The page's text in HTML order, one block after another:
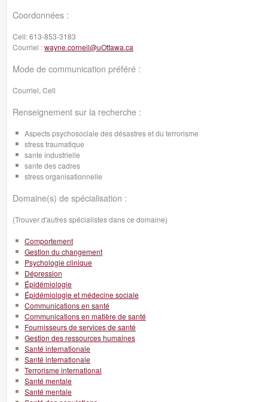
Coordonnées :
Cell:613-853-3183
Courriel :wayne.corneil@uOttawa.ca
Mode de communication préféré :
Courriel, Cell
Renseignement sur la recherche :
Aspects psychosociale des désastres et du terrorisme
stress traumatique
sante industrielle
sante des cadres
stress organisationnelle
Domaine(s) de spécialisation :
(Trouver d'autres spécialistes dans ce domaine)
Comportement
Gestion du changement
Psychologie clinique
Dépression
Épidémiologie
Épidémiologie et médecine sociale
Communications en santé
Communications en matière de santé
Fournisseurs de services de santé
Gestion des ressources humaines
Santé internationale
Santé internationale
Terrorisme international
Santé mentale
Santé mentale